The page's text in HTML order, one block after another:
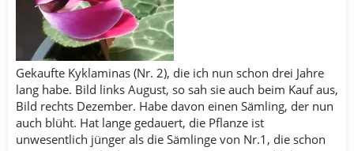
Gekaufte Kyklaminas (Nr. 2), die ich nun schon drei Jahre
lang habe. Bild links August, so sah sie auch beim Kauf aus,
Bild rechts Dezember. Habe davon einen Sämling, der nun
auch blüht. Hat lange gedauert, die Pflanze ist
unwesentlich jünger als die Sämlinge von Nr.1, die schon